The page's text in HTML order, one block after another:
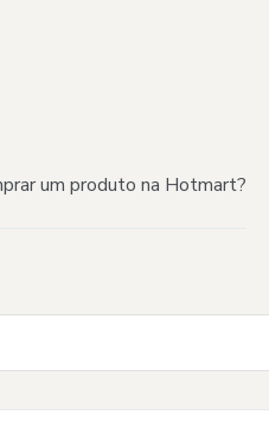
um produto na Hotmart?